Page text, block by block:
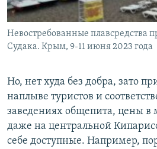
Невостребованные плавсредства
Судака. Крым, 9-11 июня 2023 года
Но, нет худа без добра, зато
наплыве туристов и
заведениях общепита, цены в
даже на центральной
себе доступные. Например,